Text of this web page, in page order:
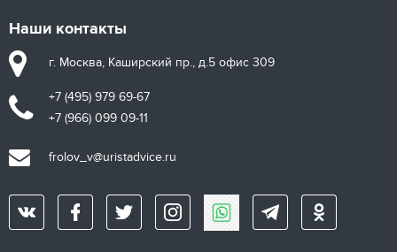
Наши контакты
г. Москва, Каширский пр., д.5 офис 309
+7 (495) 979 69-67
+7 (966) 099 09-11
frolov_v@uristadvice.ru